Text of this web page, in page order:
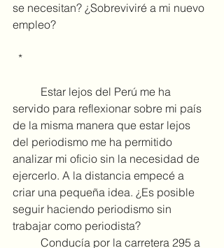
se necesitan? ¿Sobreviviré a mi nuevo
empleo?
*
servido para reflexionar sobre mi país
de la misma manera que estar lejos
del periodismo me ha permitido
analizar mi oficio sin la necesidad de
ejercerlo. A la distancia empecé a
criar una pequeña idea. ¿Es posible
seguir haciendo periodismo sin
trabajar como periodista?